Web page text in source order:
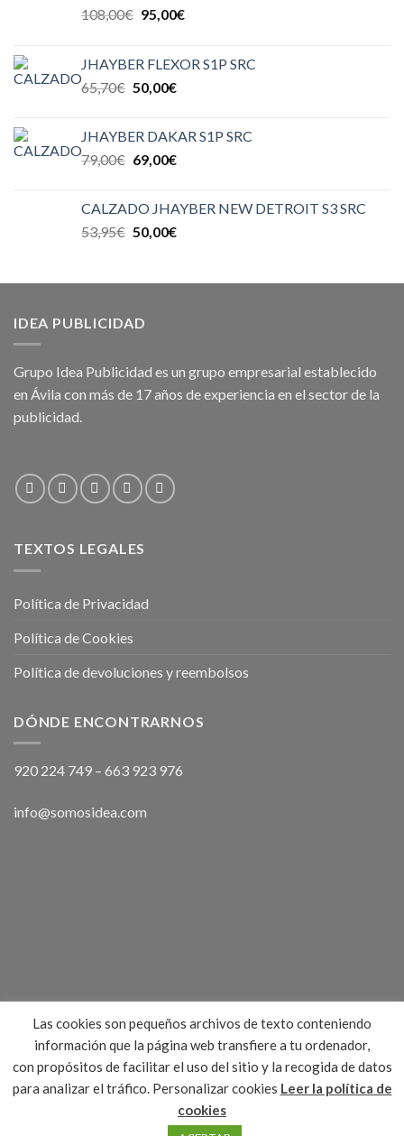
108,00€ 95,00€
JHAYBER FLEXOR S1P SRC
65,70€ 50,00€
JHAYBER DAKAR S1P SRC
79,00€ 69,00€
CALZADO JHAYBER NEW DETROIT S3 SRC
53,95€ 50,00€
IDEA PUBLICIDAD
Grupo Idea Publicidad es un grupo empresarial establecido
en Ávila con más de 17 años de experiencia en el sector de la
publicidad.
TEXTOS LEGALES
Política de Privacidad
Política de Cookies
Política de devoluciones y reembolsos
DÓNDE ENCONTRARNOS
920 224 749 – 663 923 976
info@somosidea.com
BLOG TIENDAS Y SEDES CONTACTO
Idea Publicidad 2026 © | Distingue tu empresa con ideas
Las cookies son pequeños archivos de texto conteniendo
información que la página web transfiere a tu ordenador,
con propósitos de facilitar el uso del sitio y la recogida de datos
para analizar el tráfico. Personalizar cookies Leer la política de
cookies